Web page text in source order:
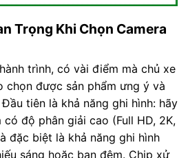
Trọng Khi Chọn Camera
trình, có vài điểm mà chủ xe
chọn được sản phẩm ưng ý và
tiên là khả năng ghi hình: hãy
độ phân giải cao (Full HD, 2K,
đặc biệt là khả năng ghi hình
sáng hoặc ban đêm. Chip xử